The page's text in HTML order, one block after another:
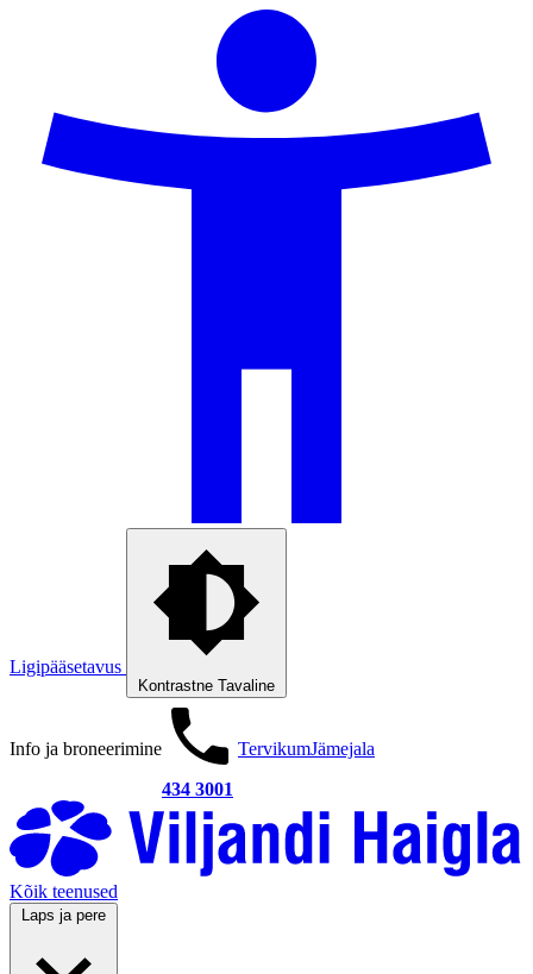
Ligipääsetavus
Kontrastne Tavaline
Info ja broneerimine
434 3001
TervikumJämejala
Kõik teenused
Laps ja pere